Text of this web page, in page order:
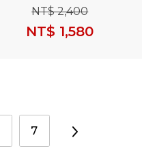
NT$ 2,400
NT$ 1,580
7